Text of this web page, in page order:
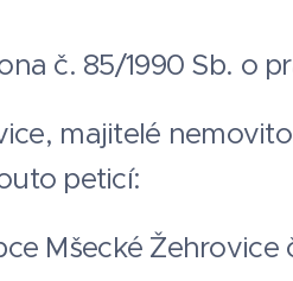
č. 85/1990 Sb. o
majitelé
peticí:
Mšecké Žehrovice